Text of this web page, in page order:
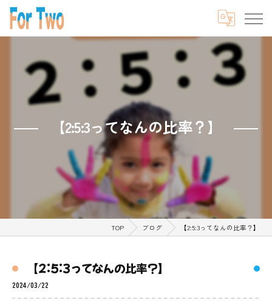
【2:5:3ってなんの比率？】
TOP ブログ 【2:5:3ってなんの比率？】
【2:5:3ってなんの比率？】
2024/03/22